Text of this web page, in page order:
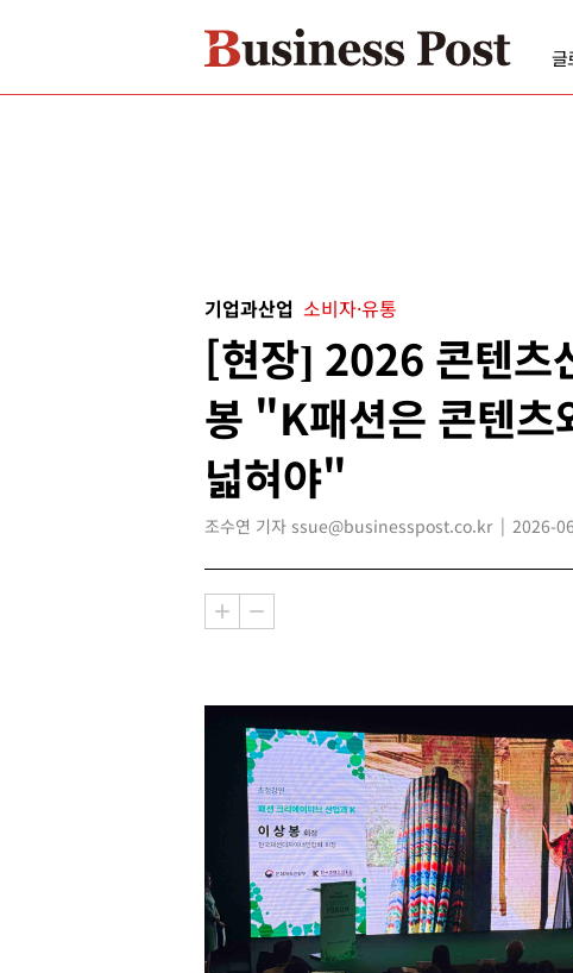
글
기업과산업 소비자·유통
[현장] 2026 콘텐츠
봉 "K패션은 콘텐츠
넓혀야"
조수연 기자 ssue@businesspost.co.kr 2026-